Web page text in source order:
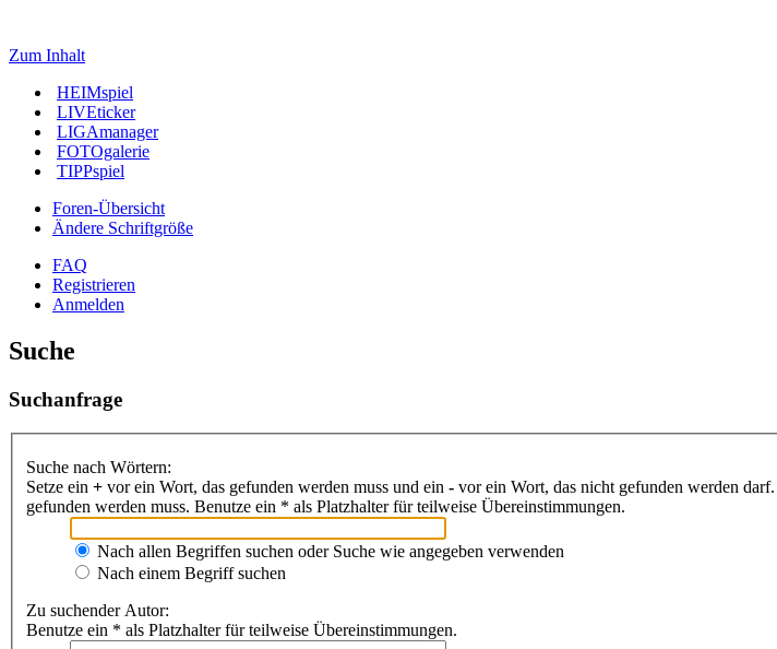
Zum Inhalt
HEIMspiel
LIVEticker
LIGAmanager
FOTOgalerie
TIPPspiel
Foren-Übersicht
Ändere Schriftgröße
FAQ
Registrieren
Anmelden
Suche
Suchanfrage
Suche nach Wörtern:
Setze ein + vor ein Wort, das gefunden werden muss und ein - vor ein Wort, das nicht gefunden werden
gefunden werden muss. Benutze ein * als Platzhalter für teilweise Übereinstimmungen.
Nach allen Begriffen suchen oder Suche wie angegeben verwenden
Nach einem Begriff suchen
Zu suchender Autor:
Benutze ein * als Platzhalter für teilweise Übereinstimmungen.